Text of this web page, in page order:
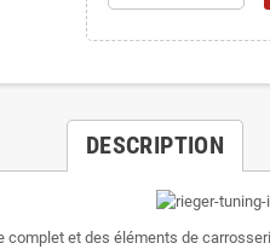
DESCRIPTION
et des éléments de